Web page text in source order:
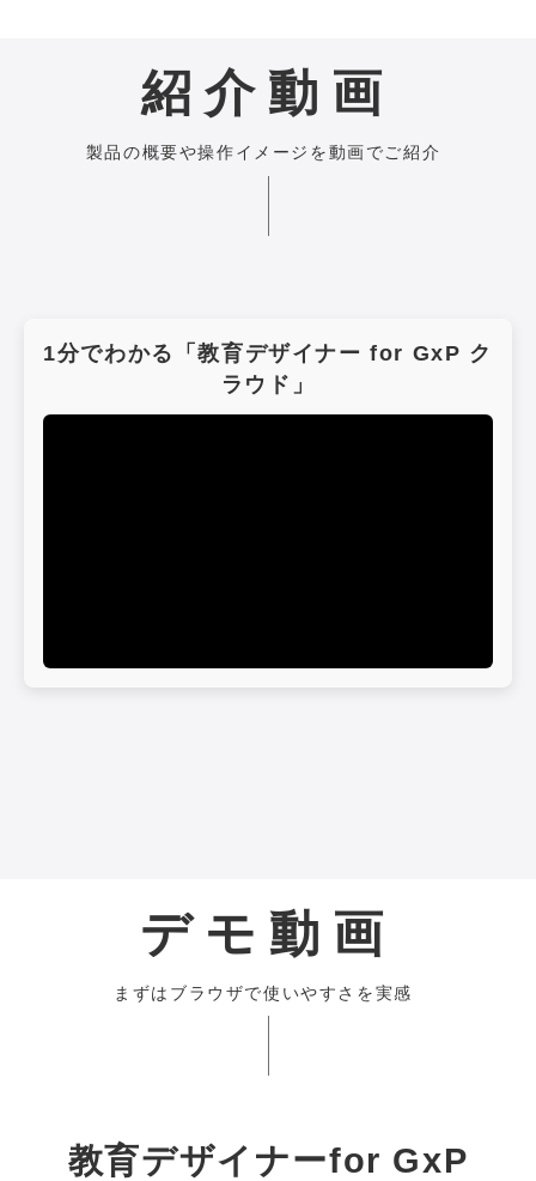
紹介動画
製品の概要や操作イメージを動画でご紹介
1分でわかる「教育デザイナー for GxP ク
ラウド」
デモ動画
まずはブラウザで使いやすさを実感
教育デザイナーfor GxP